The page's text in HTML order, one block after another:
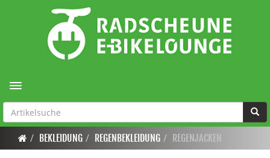
Toggle navigation
BEKLEIDUNG REGENBEKLEIDUNG REGENJACKEN